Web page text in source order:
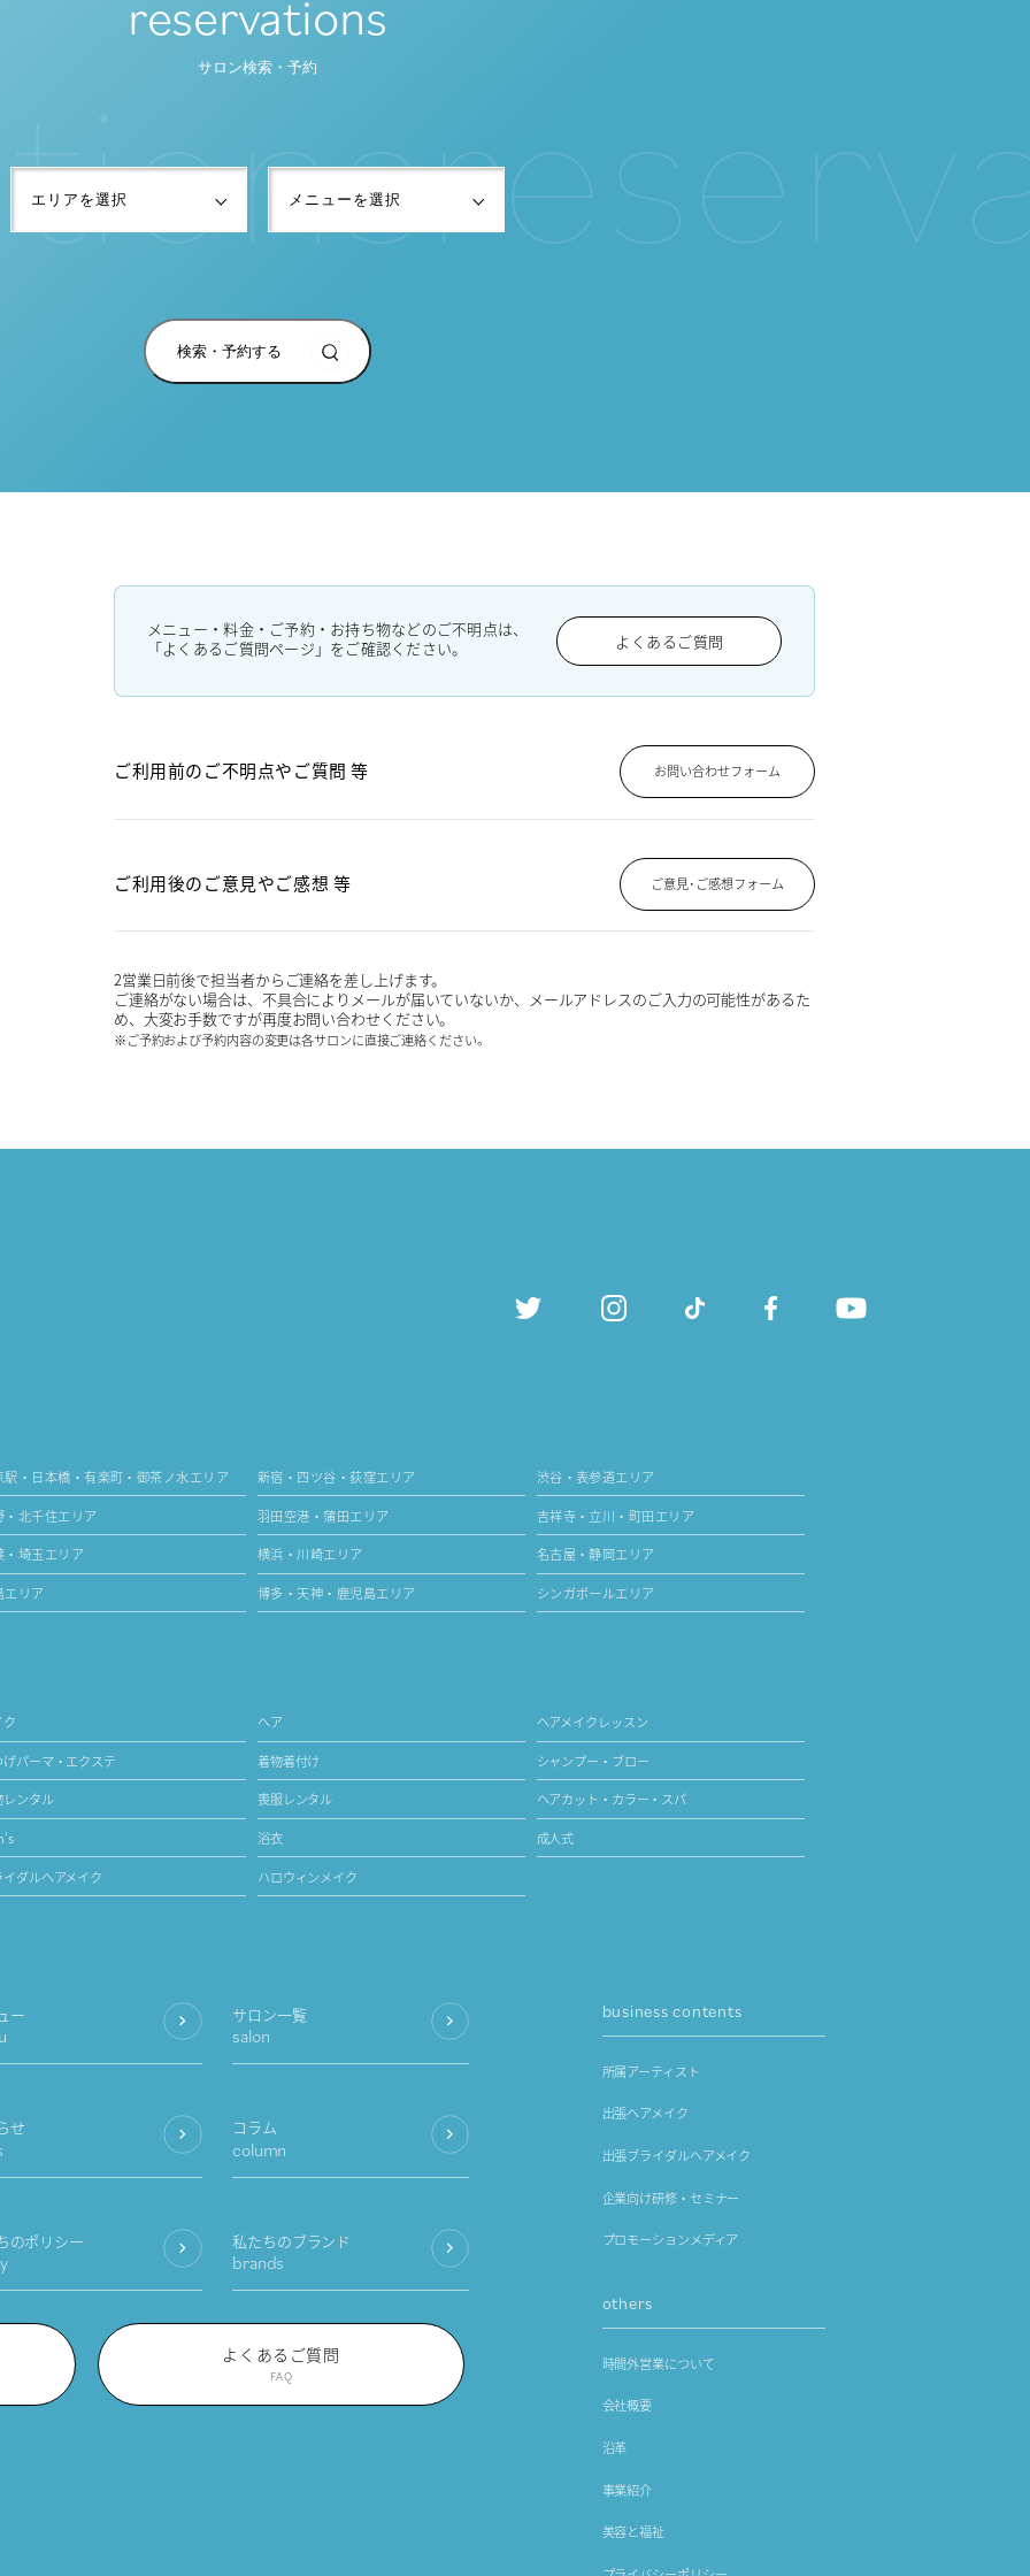
reservations
サロン検索・予約
検索・予約する
tionsre
メニュー・料金・ご予約・お持ち物などのご不明点は、
「よくあるご質問ページ」をご確認ください。
よくあるご質問
ご利用前のご不明点やご質問 等 お問い合わせフォーム
ご利用後のご意見やご感想 等 ご意見･ご感想フォーム
2営業日前後で担当者からご連絡を差し上げます。
ご連絡がない場合は、不具合によりメールが届いていないか、メールアドレスのご入力の可能性があるた
め、大変お手数ですが再度お問い合わせください。
※ご予約および予約内容の変更は各サロンに直接ご連絡ください。
駅・日本橋・有楽町・御茶ノ水エリア 新宿・四ツ谷・荻窪エリア 渋谷・表参道エリア
・北千住エリア 羽田空港・蒲田エリア 吉祥寺・立川・町田エリア
・埼玉エリア 横浜・川崎エリア 名古屋・静岡エリア
エリア 博多・天神・鹿児島エリア シンガポールエリア
ク ヘア ヘアメイクレッスン
げパーマ・エクステ 着物着付け シャンプー・ブロー
レンタル 喪服レンタル ヘアカット・カラー・スパ
浴衣 成人式
イダルヘアメイク ハロウィンメイク
サロン一覧
salon
ー
せ コラム
column
のポリシー 私たちのブランド
brands
よくあるご質問
FAQ
business contents
所属アーティスト
出張ヘアメイク
出張ブライダルヘアメイク
企業向け研修・セミナー
プロモーションメディア
others
時間外営業について
会社概要
沿革
事業紹介
美容と福祉